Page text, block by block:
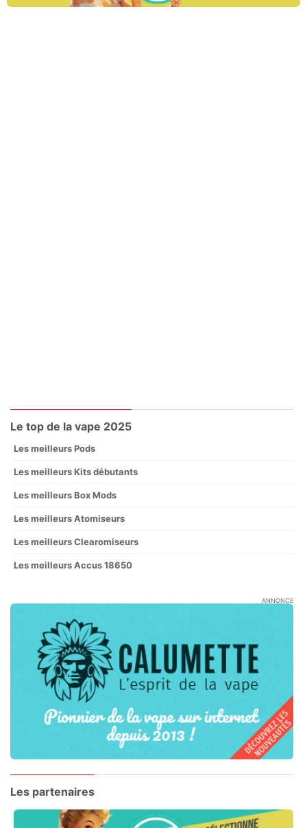
Le top de la vape 2025
Les meilleurs Pods
Les meilleurs Kits débutants
Les meilleurs Box Mods
Les meilleurs Atomiseurs
Les meilleurs Clearomiseurs
Les meilleurs Accus 18650
ANNONCE
Les partenaires